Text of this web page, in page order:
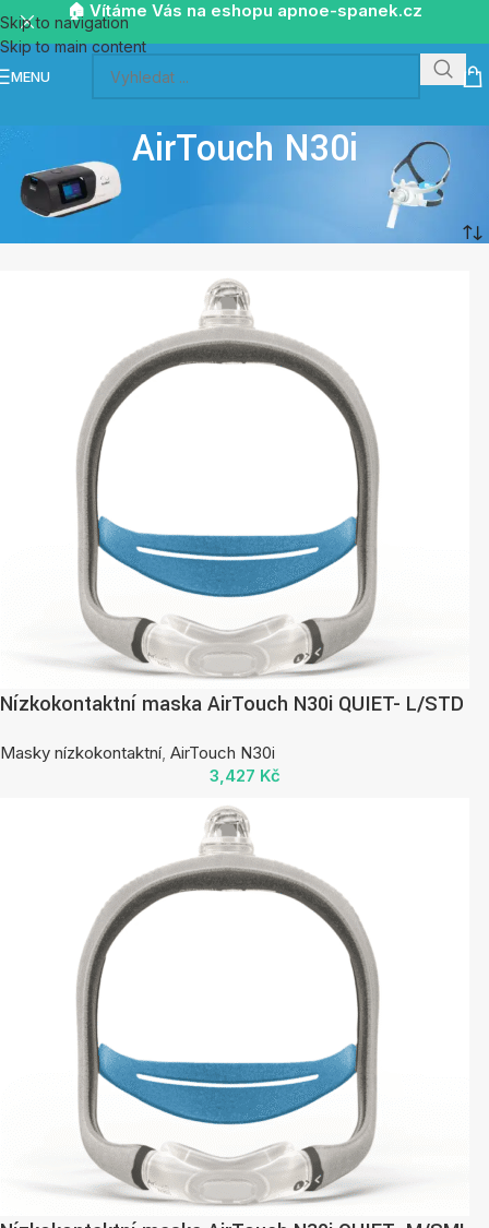
Skip to navigation
Skip to main content
🏠 Vítáme Vás na eshopu apnoe-spanek.cz
MENU
AirTouch N30i
Home/Masky nízkokontaktní Showing all 4 results
Nízkokontaktní maska AirTouch N30i QUIET- L/STD
Masky nízkokontaktní, AirTouch N30i
3,427 Kč